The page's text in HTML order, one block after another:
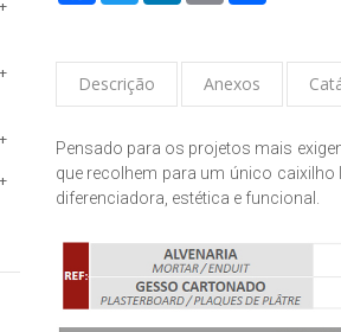
Descrição Anexos
Pensado para os projetos mais
que recolhem para um único
diferenciadora, estética e funcional.